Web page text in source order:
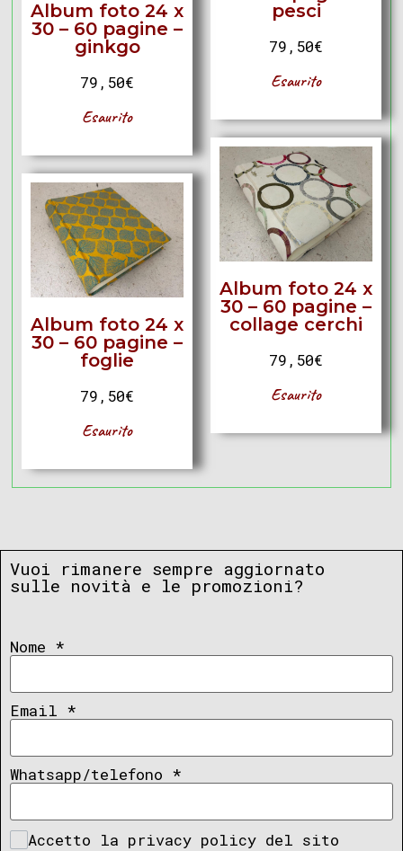
pesci
79,50€
Esaurito
Album foto 24 x
30 – 60 pagine –
ginkgo
79,50€
Esaurito
Album foto 24 x
30 – 60 pagine –
collage cerchi
79,50€
Esaurito
Album foto 24 x
30 – 60 pagine –
foglie
79,50€
Esaurito
Vuoi rimanere sempre aggiornato
sulle novità e le promozioni?
Nome *
Email *
Whatsapp/telefono *
Accetto la privacy policy del sito